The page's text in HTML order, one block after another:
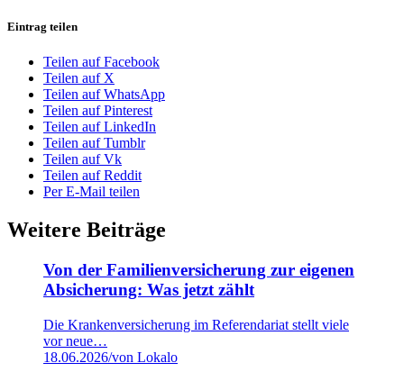
Eintrag teilen
Teilen auf Facebook
Teilen auf X
Teilen auf WhatsApp
Teilen auf Pinterest
Teilen auf LinkedIn
Teilen auf Tumblr
Teilen auf Vk
Teilen auf Reddit
Per E-Mail teilen
Weitere Beiträge
Von der Familienversicherung zur eigenen
Absicherung: Was jetzt zählt
Die Krankenversicherung im Referendariat stellt viele
vor neue…
18.06.2026/von Lokalo